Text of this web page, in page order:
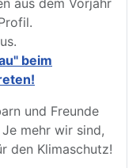
aus dem Vorjahr
beim
und Freunde
mehr wir sind,
den Klimaschutz!